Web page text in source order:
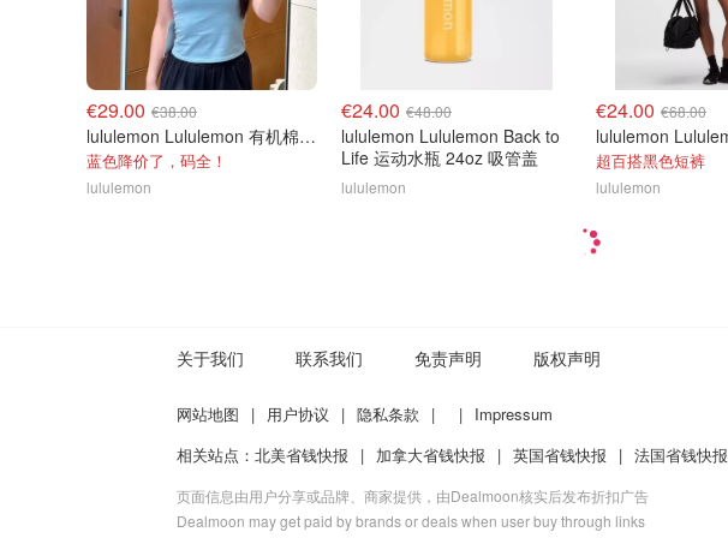
€29.00 €38.00
lululemon Lululemon 有机棉短袖T恤
蓝色降价了，码全！
lululemon
€24.00 €48.00
lululemon Lululemon Back to
Life 运动水瓶 24oz 吸管盖
lululemon
€24.00 €68.00
超百搭黑色短裤
lululemon
关于我们 联系我们 免责声明 版权声明
网站地图 | 用户协议 | 隐私条款 | | Impressum
相关站点： 北美省钱快报 | 加拿大省钱快报 | 英国省钱快报 | 法国省钱快报
页面信息由用户分享或品牌、商家提供，由Dealmoon核实后发布折扣广告
Dealmoon may get paid by brands or deals when user buy through links